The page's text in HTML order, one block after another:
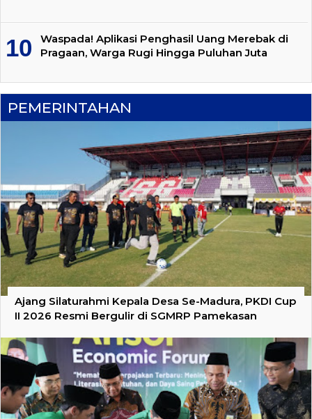
Waspada! Aplikasi Penghasil Uang Merebak di
Pragaan, Warga Rugi Hingga Puluhan Juta
PEMERINTAHAN
Ajang Silaturahmi Kepala Desa Se-Madura, PKDI Cup
II 2026 Resmi Bergulir di SGMRP Pamekasan